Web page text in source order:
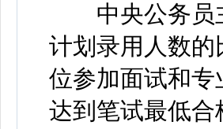
中央公务员主
计划录用人数
位参加面试和
达到笔试最低